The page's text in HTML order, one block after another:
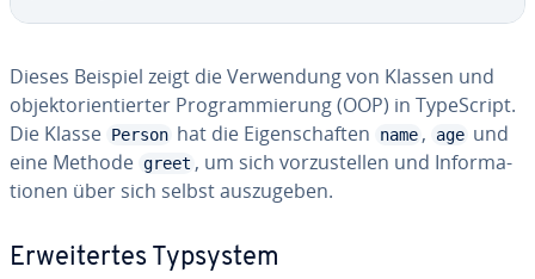
Dieses Beispiel zeigt die Ver­wen­dung von Klassen und
ob­jekt­ori­en­tier­ter Pro­gram­mie­rung (OOP) in Ty­pe­Script.
Die Klasse Person hat die Ei­gen­schaf­ten name , age und
eine Methode greet , um sich vor­zu­stel­len und In­for­ma­
tio­nen über sich selbst aus­zu­ge­ben.
Er­wei­ter­tes Typsystem